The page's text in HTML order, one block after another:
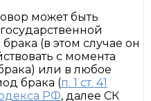
может быть
(в этом случае он
с момента
или в любое
брака (п. 1 ст. 41
РФ, далее СК